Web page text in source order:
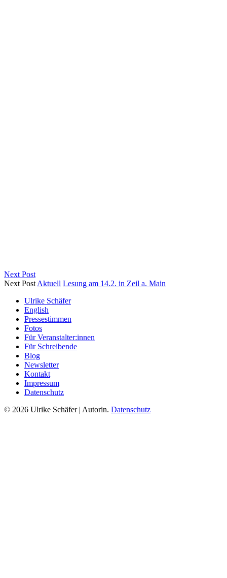
Next Post
Next Post Aktuell Lesung am 14.2. in Zeil a. Main
Ulrike Schäfer
English
Pressestimmen
Fotos
Für Veranstalter:innen
Für Schreibende
Blog
Newsletter
Kontakt
Impressum
Datenschutz
© 2026 Ulrike Schäfer | Autorin. Datenschutz